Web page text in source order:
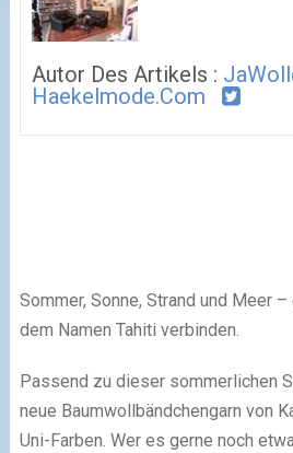
Autor Des Artikels :
Haekelmode.com
Sommer, Sonne, Strand und Meer
dem Namen Tahiti verbinden.
Passend zu dieser sommerlichen
neue Baumwollbändchengarn von
Uni-Farben. Wer es gerne noch